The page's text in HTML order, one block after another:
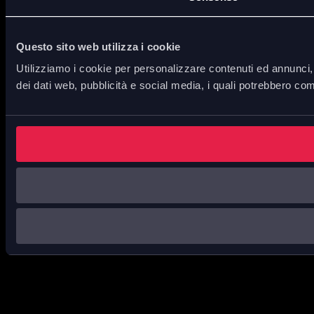
Questo sito web utilizza i cookie
Utilizziamo i cookie per personalizzare contenuti ed
dei dati web, pubblicità e social media, i quali potrebbero